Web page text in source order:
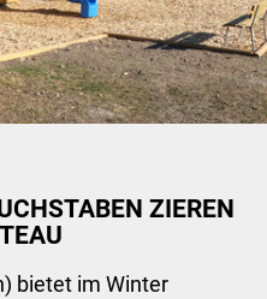
ZIEREN
bietet im Winter